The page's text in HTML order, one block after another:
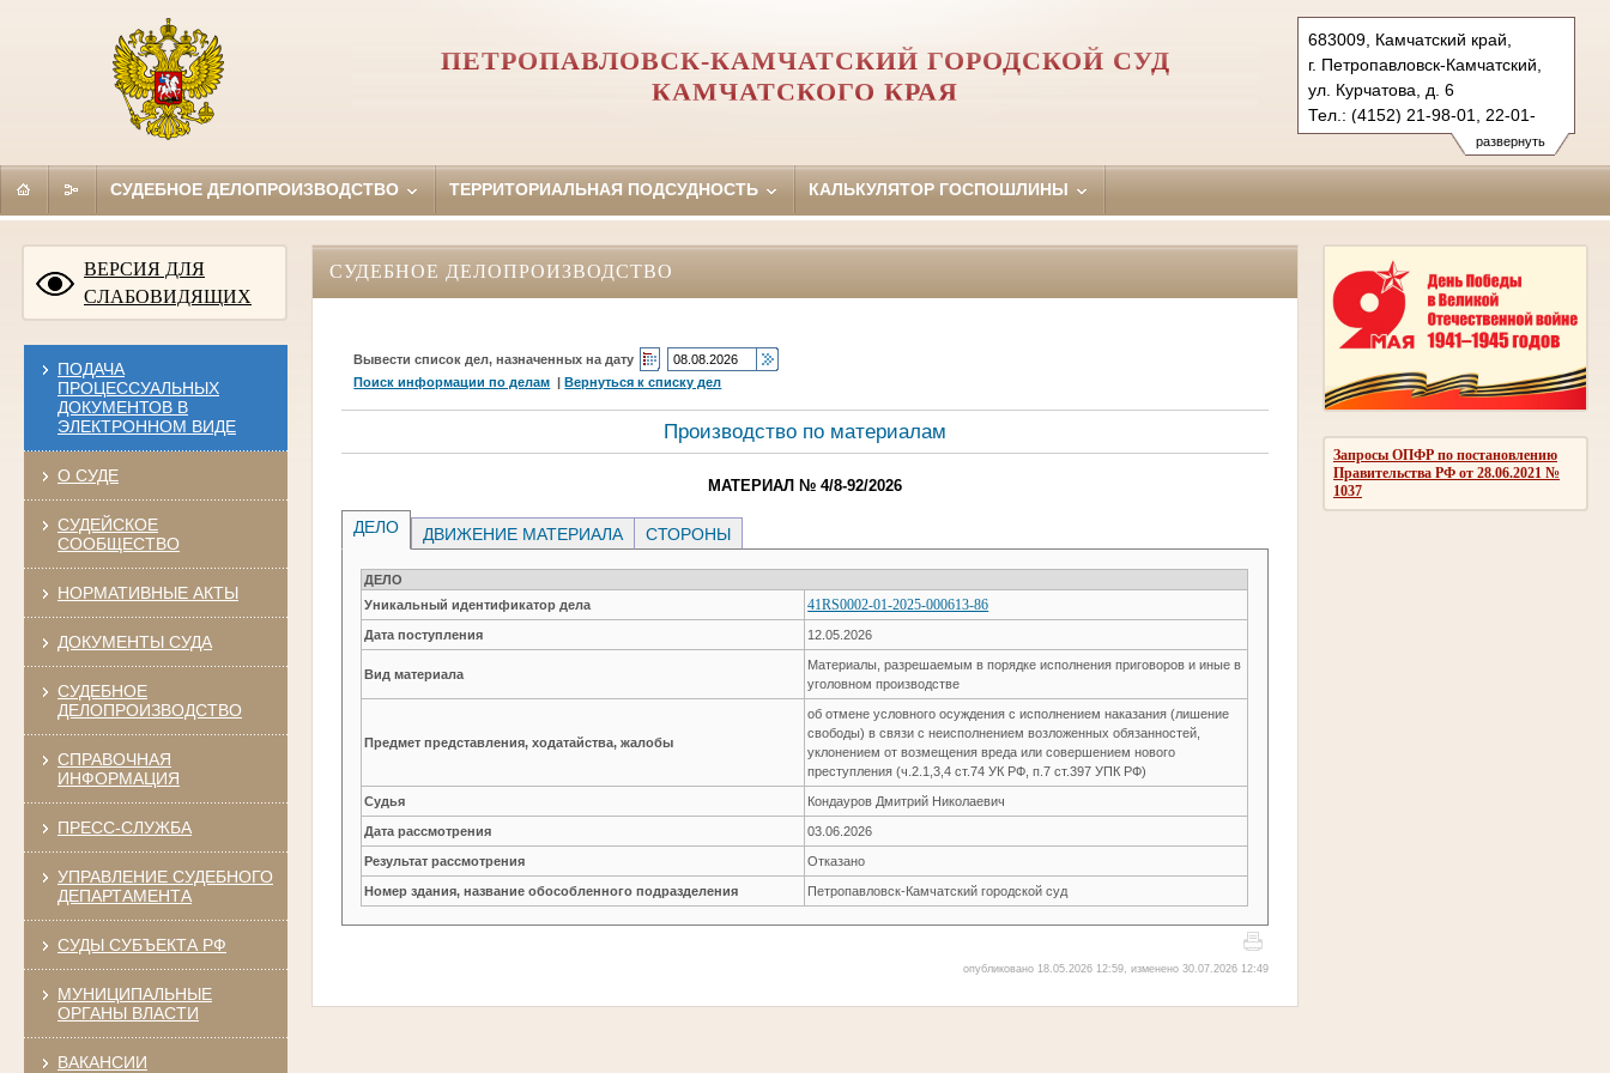
развернуть
683009, Камчатский край,
г. Петропавловск-Камчатский,
ул. Курчатова, д. 6
Тел.: (4152) 21-98-01, 22-01-
12 (ф.)
p-kamchatsky.kam@sudrf.ru
ПЕТРОПАВЛОВСК-КАМЧАТСКИЙ ГОРОДСКОЙ СУД
КАМЧАТСКОГО КРАЯ
СУДЕБНОЕ ДЕЛОПРОИЗВОДСТВО ТЕРРИТОРИАЛЬНАЯ ПОДСУДНОСТЬ КАЛЬКУЛЯТОР ГОСПОШЛИНЫ
ВЕРСИЯ ДЛЯ
СЛАБОВИДЯЩИХ
ПОДАЧА
ПРОЦЕССУАЛЬНЫХ
ДОКУМЕНТОВ В
ЭЛЕКТРОННОМ ВИДЕ
О СУДЕ
СУДЕЙСКОЕ
СООБЩЕСТВО
НОРМАТИВНЫЕ АКТЫ
ДОКУМЕНТЫ СУДА
СУДЕБНОЕ
ДЕЛОПРОИЗВОДСТВО
СПРАВОЧНАЯ
ИНФОРМАЦИЯ
ПРЕСС-СЛУЖБА
УПРАВЛЕНИЕ СУДЕБНОГО
ДЕПАРТАМЕНТА
СУДЫ СУБЪЕКТА РФ
МУНИЦИПАЛЬНЫЕ
ОРГАНЫ ВЛАСТИ
ВАКАНСИИ
Запросы ОПФР по постановлению
Правительства РФ от 28.06.2021 №
1037
СУДЕБНОЕ ДЕЛОПРОИЗВОДСТВО
Вывести список дел, назначенных на дату
Поиск информации по делам |Вернуться к списку дел
Производство по материалам
МАТЕРИАЛ № 4/8-92/2026
ДЕЛО ДВИЖЕНИЕ МАТЕРИАЛА СТОРОНЫ
ДЕЛО
Уникальный идентификатор дела
41RS0002-01-2025-000613-86
Дата поступления 12.05.2026
Вид материала
Материалы, разрешаемым в порядке исполнения приговоров и иные в
уголовном производстве
Предмет представления, ходатайства, жалобы
об отмене условного осуждения с исполнением наказания (лишение
свободы) в связи с неисполнением возложенных обязанностей,
уклонением от возмещения вреда или совершением нового
преступления (ч.2.1,3,4 ст.74 УК РФ, п.7 ст.397 УПК РФ)
Судья Кондауров Дмитрий Николаевич
Дата рассмотрения 03.06.2026
Результат рассмотрения Отказано
Номер здания, название обособленного подразделения Петропавловск-Камчатский городской суд
опубликовано 18.05.2026 12:59, изменено 30.07.2026 12:49